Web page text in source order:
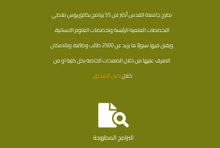
تطرح جامعة القدس أكثر من 55 برنامج بكالوريوس تغطي
التخصصات العلمية الرئيسة وتخصصات العلوم الانسانية،
ويقبل فيها سنويًا ما يزيد عن 2500 طالب وطالبة، وبالامكان
التعرف عليها من خلال الصفحات الخاصة بكل كلية او من
خلالدليل الالتحاق.
البرامج المطروحة